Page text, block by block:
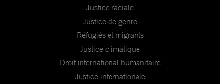
Justice raciale
Justice de genre
Réfugiés et migrants
Justice climatique
Droit international humanitaire
Justice internationale